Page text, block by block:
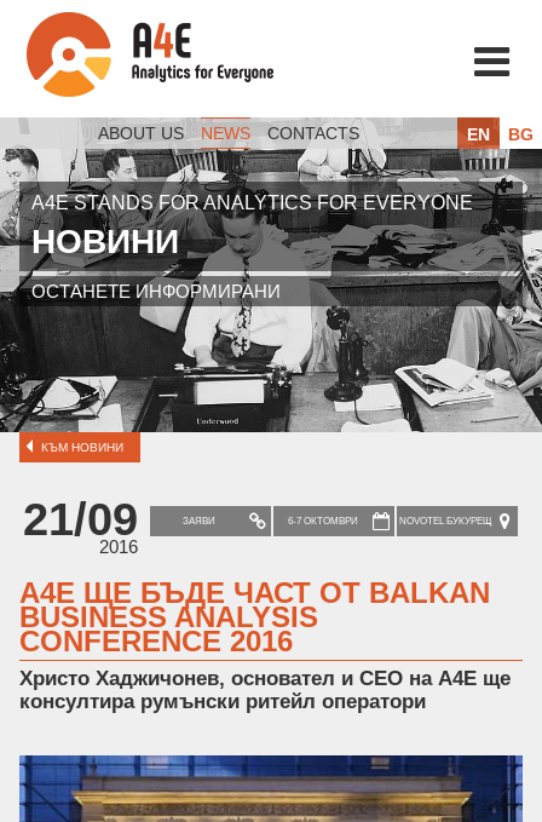
ABOUT US NEWS CONTACTS EN BG
A4E STANDS FOR ANALYTICS FOR EVERYONE
НОВИНИ
ОСТАНЕТЕ ИНФОРМИРАНИ
КЪМ НОВИНИ
21/09
2016
ЗАЯВИ 6-7 ОКТОМВРИ NOVOTEL БУКУРЕЩ
A4E ЩЕ БЪДЕ ЧАСТ ОТ BALKAN
BUSINESS ANALYSIS
CONFERENCE 2016
Христо Хаджичонев, основател и CEO на А4Е ще
консултира румънски ритейл оператори